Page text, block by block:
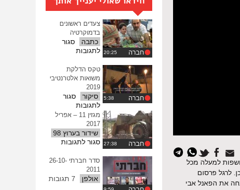
למעלה מכל
לרגל פרסום
את הפאנל אבי
חברה
צעדים ראשונים
בדמוקרטיה
כתבה
סגור
לתגובותעל
ראשונים
בדמוקרטיה
חברה
טקס הדלקת
משואות אלטרנטיבי
2019
סיקור
סגור
לתגובותעל
טקס
משואות
אלטרנטיבי
חברה
מגזין 11 – אפריל
2017
שידור בערוץ 98
סגור לתגובותעל
11
אפריל
סדר חברתי 26-10-
2011
אולפן 7 תגובות